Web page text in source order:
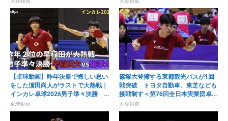
【卓球動画】昨年決勝で悔しい思い
をした濵田尚人がラストで大熱戦｜
インカレ卓球2026男子準々決勝
早稲田大vs駒澤大
卓球動画
篠塚大登擁する東都観光バスが1回
戦突破 トヨタ自動車、東芝なども
接戦制す＜第76回全日本実業団卓球
選手権大会＞
大会報道